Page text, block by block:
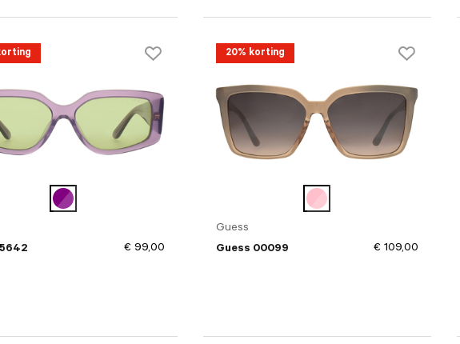
€ 99,00
20% korting
Guess
Guess 00099
€ 109,00